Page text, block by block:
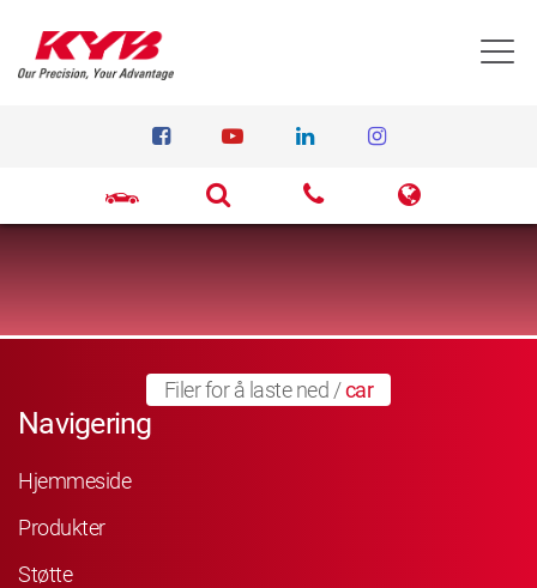
Filer for å laste ned /car
Navigering
Hjemmeside
Produkter
Støtte